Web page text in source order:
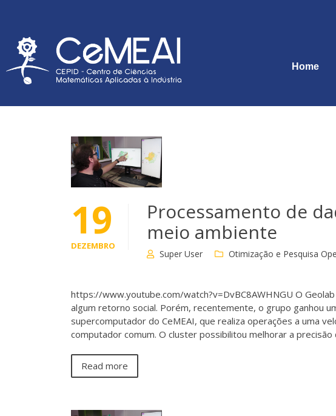
Home
19
DEZEMBRO
Processamento de
meio ambiente
Super User Otimização e Pesquisa
https://www.youtube.com/watch?v=DvBC8AWHNGU O
algum retorno social. Porém, recentemente, o grupo ganhou
supercomputador do CeMEAI, que realiza operações a uma
computador comum. O cluster possibilitou melhorar a precisão
Read more